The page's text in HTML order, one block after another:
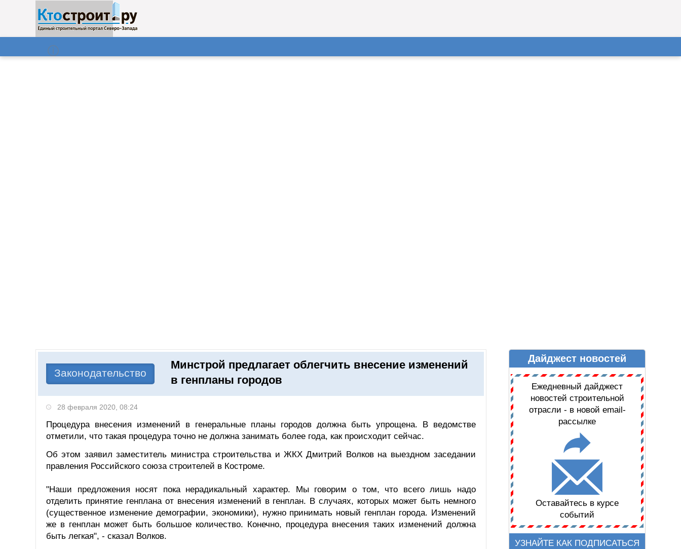
ДАЙДЖЕСТ НОВОСТЕЙ
Законодательство
Минстрой предлагает облегчить внесение изменений
в генпланы городов
28 февраля 2020, 08:24
Процедура внесения изменений в генеральные планы городов должна быть упрощена. В ведомстве
отметили, что такая процедура точно не должна занимать более года, как происходит сейчас.
Об этом заявил заместитель министра строительства и ЖКХ Дмитрий Волков на выездном заседании
правления Российского союза строителей в Костроме.
"Наши предложения носят пока нерадикальный характер. Мы говорим о том, что всего лишь надо
отделить принятие генплана от внесения изменений в генплан. В случаях, которых может быть немного
(существенное изменение демографии, экономики), нужно принимать новый генплан города. Изменений
же в генплан может быть большое количество. Конечно, процедура внесения таких изменений должна
быть легкая", - сказал Волков.
Дайджест новостей
Ежедневный дайджест
новостей строительной
отрасли - в новой email-
рассылке
Оставайтесь в курсе
событий
УЗНАЙТЕ КАК ПОДПИСАТЬСЯ